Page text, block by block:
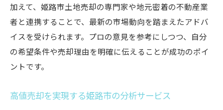
加えて、姫路市土地売却の専門家や地元密着の不動産業
者と連携することで、最新の市場動向を踏まえたアドバ
イスを受けられます。プロの意見を参考にしつつ、自分
の希望条件や売却理由を明確に伝えることが成功のポイ
ントです。
高値売却を実現する姫路市の分析サービス